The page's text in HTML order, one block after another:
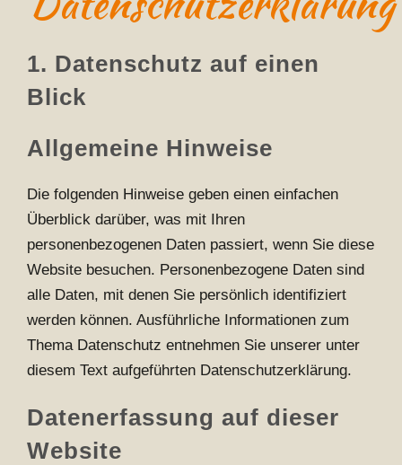
1. Datenschutz auf einen
Blick
Allgemeine Hinweise
Die folgenden Hinweise geben einen einfachen
Überblick darüber, was mit Ihren
personenbezogenen Daten passiert, wenn Sie diese
Website besuchen. Personenbezogene Daten sind
alle Daten, mit denen Sie persönlich identifiziert
werden können. Ausführliche Informationen zum
Thema Datenschutz entnehmen Sie unserer unter
diesem Text aufgeführten Datenschutzerklärung.
Datenerfassung auf dieser
Website